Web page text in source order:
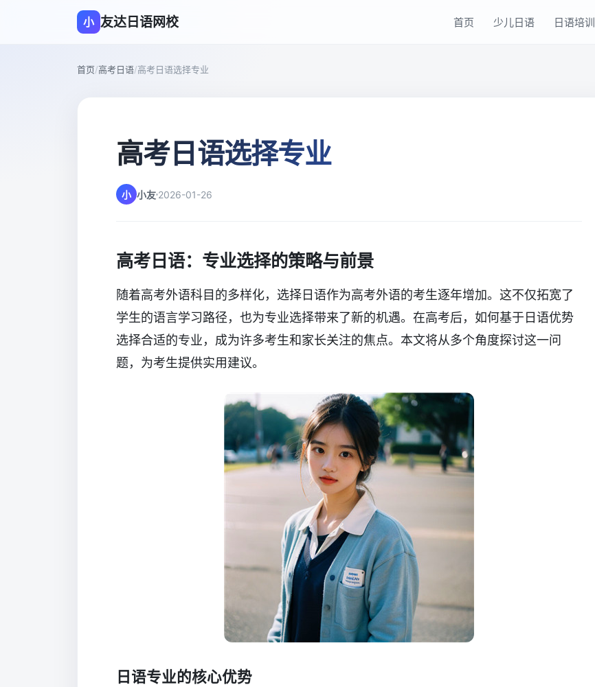
小 友达日语网校 首页 少儿日语 日语培训
首页/高考日语/高考日语选择专业
高考日语选择专业
小 小友 2026-01-26
高考日语：专业选择的策略与前景
随着高考外语科目的多样化，选择日语作为高考外语的考生逐年增加。这不仅拓宽了
学生的语言学习路径，也为专业选择带来了新的机遇。在高考后，如何基于日语优势
选择合适的专业，成为许多考生和家长关注的焦点。本文将从多个角度探讨这一问
题，为考生提供实用建议。
日语专业的核心优势